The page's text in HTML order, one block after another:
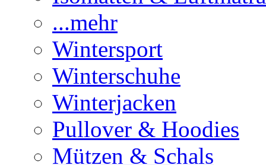
...mehr
Wintersport
Winterschuhe
Winterjacken
Pullover & Hoodies
Mützen & Schals